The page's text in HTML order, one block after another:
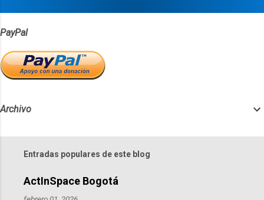
PayPal
Archivo
Entradas populares de este blog
ActInSpace Bogotá